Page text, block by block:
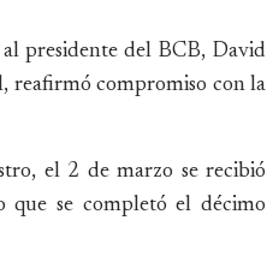
presidente del BCB, David
reafirmó compromiso con la
el 2 de marzo se recibió
se completó el décimo